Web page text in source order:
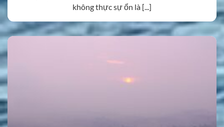
không thực sự ổn là [...]